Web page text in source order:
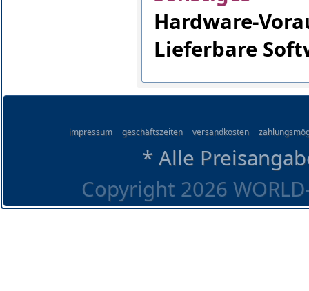
Hardware-
Lieferbare
impressum geschäftszeiten versandkosten
* Alle
Copyright 2026